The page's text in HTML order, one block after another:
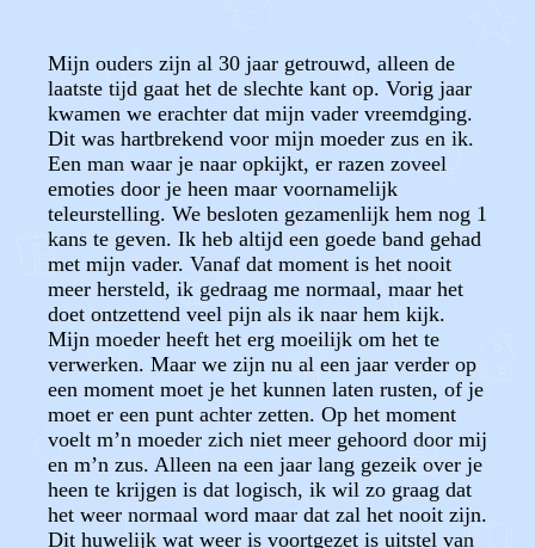
Mijn ouders zijn al 30 jaar getrouwd, alleen de
laatste tijd gaat het de slechte kant op. Vorig jaar
kwamen we erachter dat mijn vader vreemdging.
Dit was hartbrekend voor mijn moeder zus en ik.
Een man waar je naar opkijkt, er razen zoveel
emoties door je heen maar voornamelijk
teleurstelling. We besloten gezamenlijk hem nog 1
kans te geven. Ik heb altijd een goede band gehad
met mijn vader. Vanaf dat moment is het nooit
meer hersteld, ik gedraag me normaal, maar het
doet ontzettend veel pijn als ik naar hem kijk.
Mijn moeder heeft het erg moeilijk om het te
verwerken. Maar we zijn nu al een jaar verder op
een moment moet je het kunnen laten rusten, of je
moet er een punt achter zetten. Op het moment
voelt m’n moeder zich niet meer gehoord door mij
en m’n zus. Alleen na een jaar lang gezeik over je
heen te krijgen is dat logisch, ik wil zo graag dat
het weer normaal word maar dat zal het nooit zijn.
Dit huwelijk wat weer is voortgezet is uitstel van